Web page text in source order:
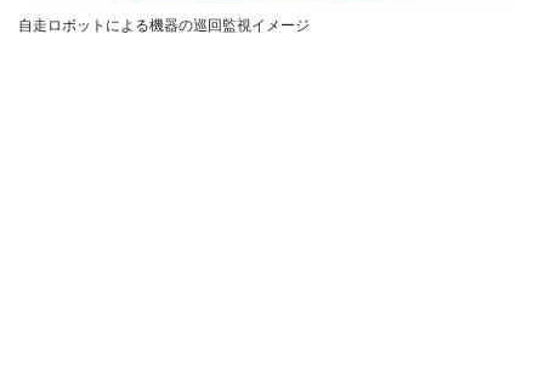
自走ロボットによる機器の巡回監視イメージ